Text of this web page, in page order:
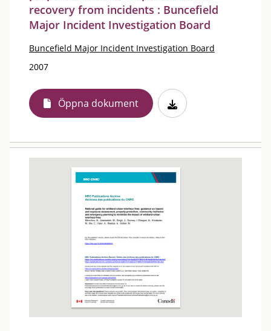
recovery from incidents : Buncefield
Major Incident Investigation Board
Buncefield Major Incident Investigation Board
2007
Öppna dokument